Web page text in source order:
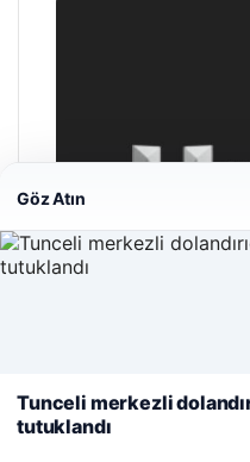
Web sitemizi nasıl
kullanıyoruz.
Çerez Politikamız
Reddet
Göz Atın
Tunceli merkezli
tutuklandı